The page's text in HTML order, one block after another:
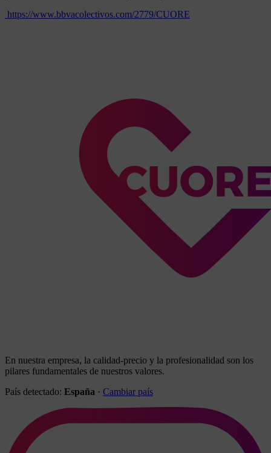
https://www.bbvacolectivos.com/2779/CUORE
En nuestra empresa, la calidad-precio y la profesionalidad son los
pilares fundamentales de nuestros valores.
País detectado: España · Cambiar país